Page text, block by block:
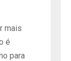
mais
é
para